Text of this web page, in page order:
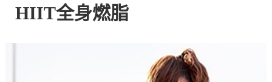
有
HIIT全身燃脂